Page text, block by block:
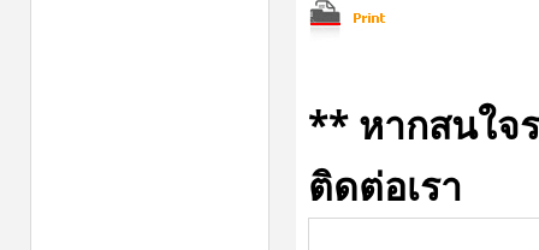
** หากสนใจ
ติดต่อเรา